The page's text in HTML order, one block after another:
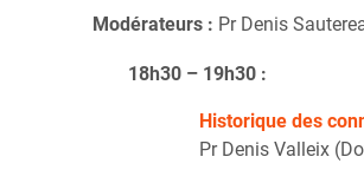
Modérateurs : Pr Denis
18h30 – 19h30 :
Historique des
Pr Denis Valleix